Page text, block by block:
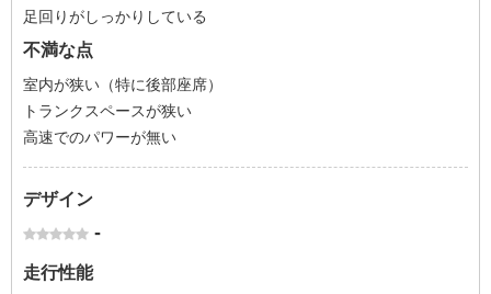
足回りがしっかりしている
不満な点
室内が狭い（特に後部座席）
トランクスペースが狭い
高速でのパワーが無い
デザイン
-
走行性能